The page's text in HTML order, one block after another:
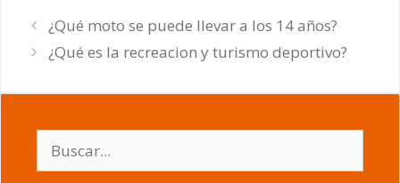
¿Qué moto se puede llevar a los 14 años?
¿Qué es la recreacion y turismo deportivo?